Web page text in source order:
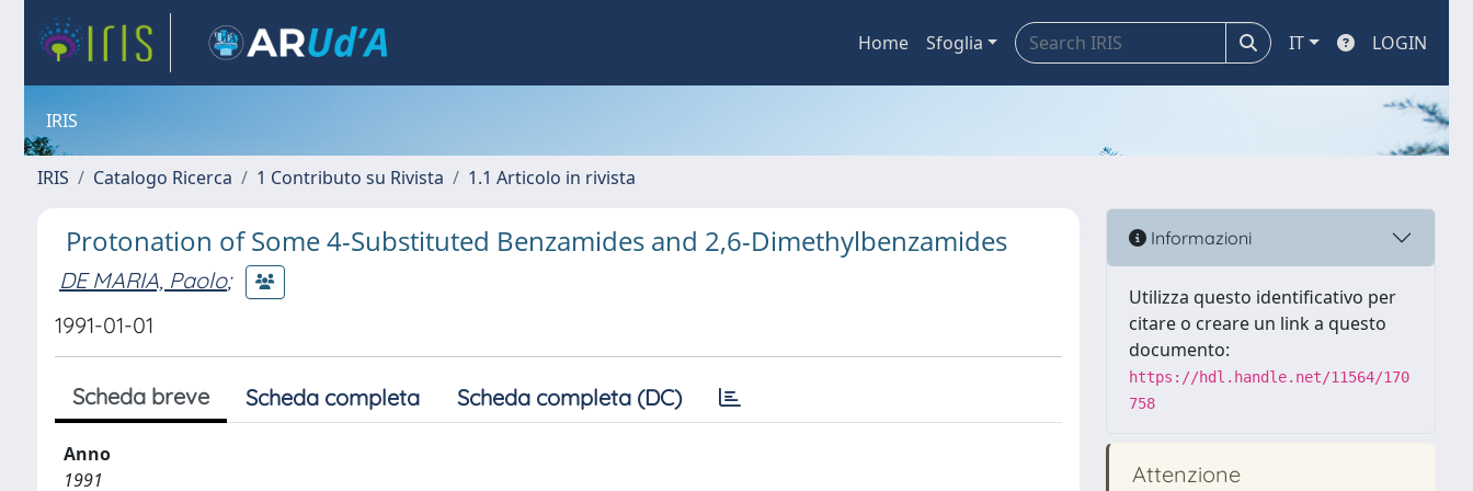
Home Sfoglia IT LOGIN
IRIS
IRIS Catalogo Ricerca 1 Contributo su Rivista 1.1 Articolo in rivista
Protonation of Some 4-Substituted Benzamides and 2,6-Dimethylbenzamides
DE MARIA, Paolo;
1991-01-01
Scheda breve Scheda completa Scheda completa (DC)
Anno
1991
Informazioni
Utilizza questo identificativo per
citare o creare un link a questo
documento:
https://hdl.handle.net/11564/170
758
Attenzione